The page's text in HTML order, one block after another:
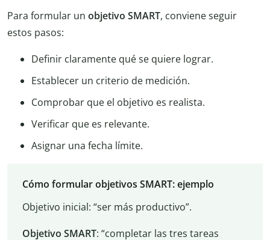
Para formular un objetivo SMART, conviene seguir
estos pasos:
Definir claramente qué se quiere lograr.
Establecer un criterio de medición.
Comprobar que el objetivo es realista.
Verificar que es relevante.
Asignar una fecha límite.
Cómo formular objetivos SMART: ejemplo
Objetivo inicial: “ser más productivo”.
Objetivo SMART: “completar las tres tareas